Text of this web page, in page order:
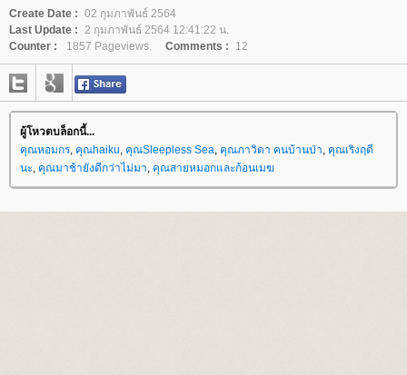
Create Date : 02 กุมภาพันธ์ 2564
Last Update : 2 กุมภาพันธ์ 2564 12:41:22 น.
Counter :
1857 Pageviews. Comments : 12
ผู้โหวตบล็อกนี้...
คุณหอมกร, คุณhaiku, คุณSleepless Sea, คุณภาวิดา คนบ้านป่า, คุณเริงฤดี
นะ, คุณมาช้ายังดีกว่าไม่มา, คุณสายหมอกและก้อนเมฆ